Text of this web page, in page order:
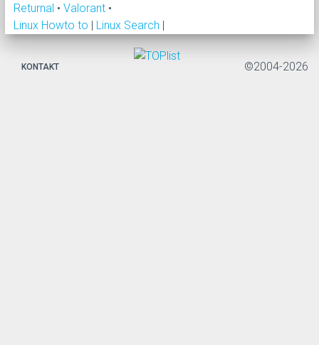
Returnal • Valorant •
Linux Howto to | Linux Search |
KONTAKT ©2004-2026